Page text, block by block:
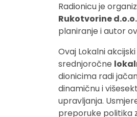
Radionicu je
Rukotvorine
planiranje i autor
Ovaj Lokalni
srednjoročne
dionicima radi
dinamičnu i
upravljanja.
preporuke politika